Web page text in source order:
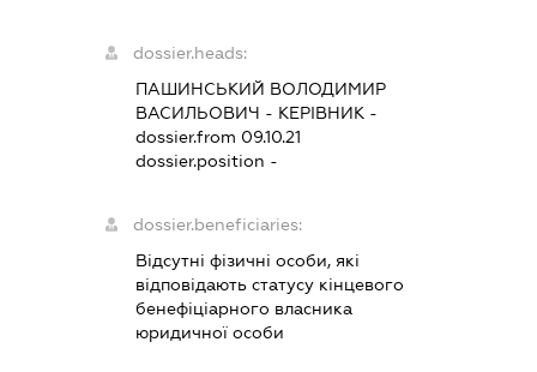
dossier.heads:
ПАШИНСЬКИЙ ВОЛОДИМИР
ВАСИЛЬОВИЧ - КЕРІВНИК -
dossier.from 09.10.21
dossier.position -
dossier.beneficiaries:
Відсутні фізичні особи, які
відповідають статусу кінцевого
бенефіціарного власника
юридичної особи